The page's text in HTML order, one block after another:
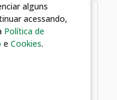
360-
de trabalho
alguns
acessando,
Política de
e Cookies.